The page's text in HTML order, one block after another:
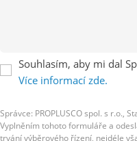
Souhlasím, aby mi dal
Více informací zde.
Správce: PROPLUSCO spol. s r.o.,
Vyplněním tohoto formuláře a
trvání výběrového řízení, nejdéle